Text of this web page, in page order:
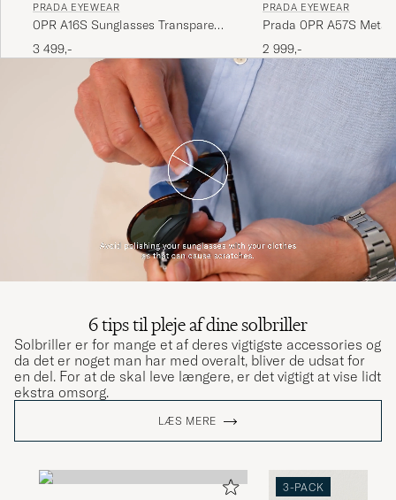
PRADA EYEWEAR
0PR A16S Sunglasses Transparent
Terra
3 499,-
PRADA EYEWEAR
Prada 0PR A57S Metal
Sunglasses Gold
2 999,-
6 tips til pleje af dine solbriller
Solbriller er for mange et af deres vigtigste accessories og
da det er noget man har med overalt, bliver de udsat for
en del. For at de skal leve længere, er det vigtigt at vise lidt
ekstra omsorg.
LÆS MERE
3-PACK